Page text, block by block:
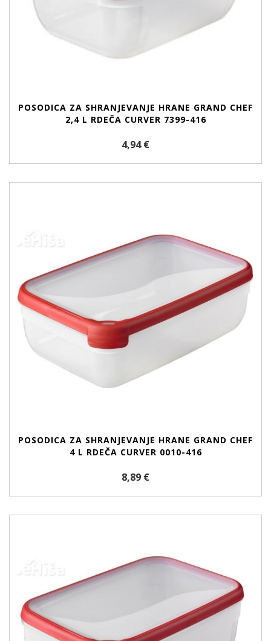
POSODICA ZA SHRANJEVANJE HRANE GRAND CHEF
2,4 L RDEČA CURVER 7399-416
4,94 €
POSODICA ZA SHRANJEVANJE HRANE GRAND CHEF
4 L RDEČA CURVER 0010-416
8,89 €